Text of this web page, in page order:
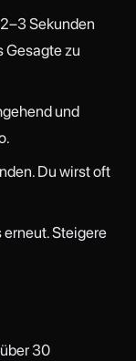
Sekunden
Gesagte zu
und
Du wirst oft
Steigere
30